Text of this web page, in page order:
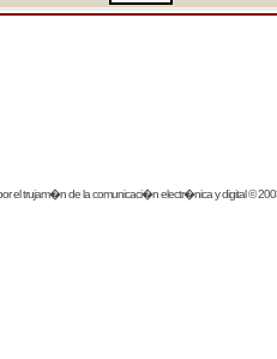
eltrujam�nde la comunicaci�n electr�nica y digital ©